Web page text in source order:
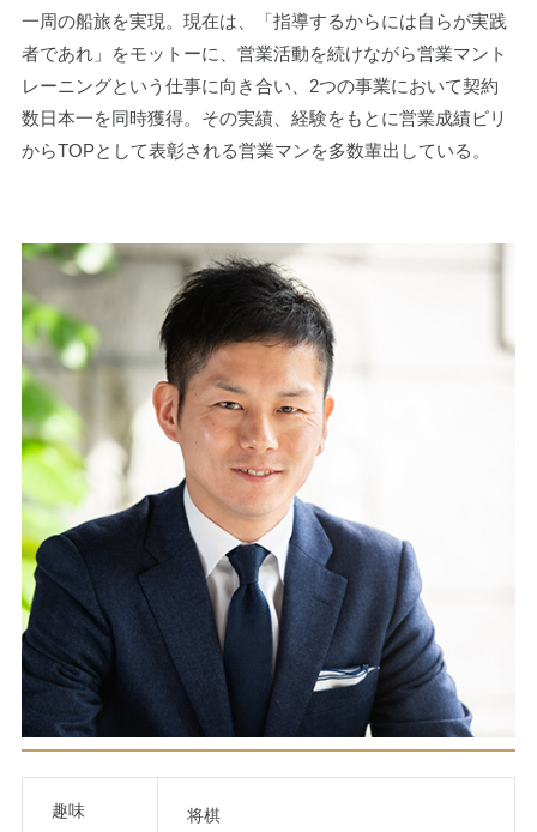
畠山 良太 – 講師陣 – 法人のお客様
一周の船旅を実現。現在は、「指導するからには自らが実践
者であれ」をモットーに、営業活動を続けながら営業マント
レーニングという仕事に向き合い、2つの事業において契約
数日本一を同時獲得。その実績、経験をもとに営業成績ビリ
からTOPとして表彰される営業マンを多数輩出している。
趣味 将棋